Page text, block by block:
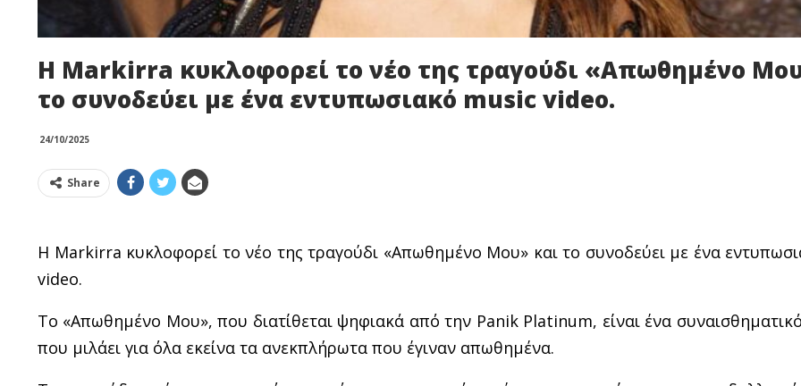
Η Markirra κυκλοφορεί το νέο της τραγούδι «Απωθημένο
το συνοδεύει με ένα εντυπωσιακό music video.
24/10/2025
Share
Η Markirra κυκλοφορεί το νέο της τραγούδι «Απωθημένο Μου» και το συνοδεύει με ένα
video.
Το «Απωθημένο Μου», που διατίθεται ψηφιακά από την Panik Platinum, είναι ένα
που μιλάει για όλα εκείνα τα ανεκπλήρωτα που έγιναν απωθημένα.